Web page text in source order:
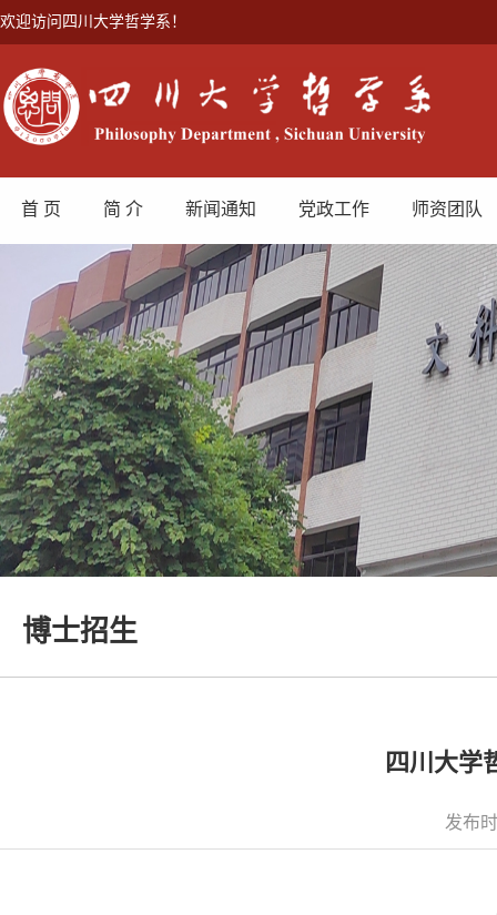
欢迎访问四川大学哲学系！
首 页 简 介 新闻通知 党政工作 师资团队
博士招生
四川大学
发布